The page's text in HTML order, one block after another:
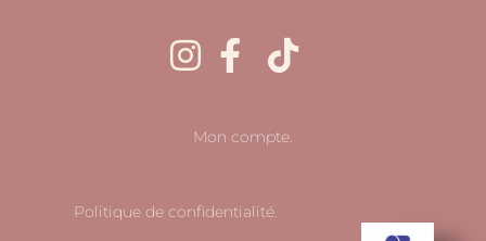
Mon compte.
Politique de confidentialité.